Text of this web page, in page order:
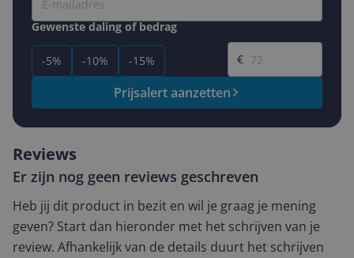
Gewenste daling of bedrag
-5% -10% -15%
Gewenste prijs
€
Prijsalert aanzetten
Reviews
Er zijn nog geen reviews geschreven
Heb jij dit product in bezit en wil je graag je mening
geven? Start dan hieronder met het schrijven van je
review. Afhankelijk van de details duurt het schrijven